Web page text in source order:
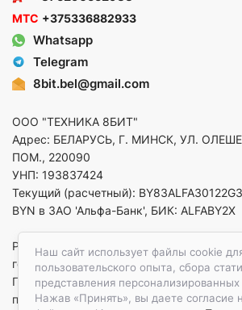
Наш сайт использует файлы cookie
пользовательского опыта, сбора
представления
Нажав «Принять», вы даете согласие
МТС +375336882933
Whatsapp
Telegram
8bit.bel@gmail.com
ООО "ТЕХНИКА 8БИТ"
Адрес: БЕЛАРУСЬ, Г. МИНСК, УЛ.
ПОМ., 220090
УНП: 193837424
Текущий (расчетный):
BYN в ЗАО 'Альфа-Банк', БИК: ALFABY2X
Регистрация в торговом реестре от
горисполком
По вопросам защиты прав потребителей
приемная:+375173783412